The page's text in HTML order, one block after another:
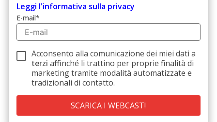
Leggi l'informativa sulla privacy
E-mail*
Acconsento alla comunicazione dei miei dati a
terzi affinché li trattino per proprie finalità di
marketing tramite modalità automatizzate e
tradizionali di contatto.